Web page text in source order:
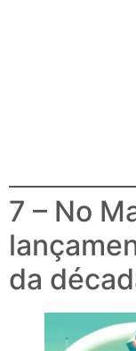
7 – No
da